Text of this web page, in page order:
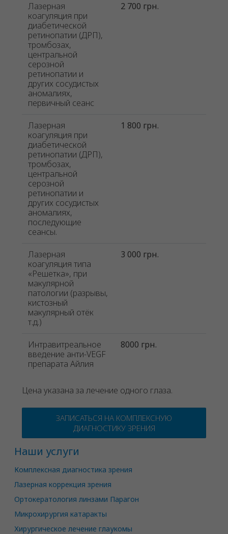
Лазерная
коагуляция при
диабетической
ретинопатии (ДРП),
тромбозах,
центральной
серозной
ретинопатии и
других сосудистых
аномалиях,
первичный сеанс
2 700 грн.
Лазерная
коагуляция при
диабетической
ретинопатии (ДРП),
тромбозах,
центральной
серозной
ретинопатии и
других сосудистых
аномалиях,
последующие
сеансы.
1 800 грн.
Лазерная
коагуляция типа
«Решетка», при
макулярной
патологии (разрывы,
кистозный
макулярный отёк
т.д.)
3 000 грн.
Интравитреальное
введение анти-VEGF
препарата Айлия
8000 грн.
Цена указана за лечение одного глаза.
ЗАПИСАТЬСЯ НА КОМПЛЕКСНУЮ
ДИАГНОСТИКУ ЗРЕНИЯ
Наши услуги
Комплексная диагностика зрения
Лазерная коррекция зрения
Ортокератология линзами Парагон
Микрохирургия катаракты
Хирургическое лечение глаукомы